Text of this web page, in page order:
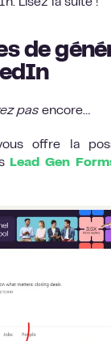
Lisez la suite !
de
pas encore…
offre la
Lead Gen